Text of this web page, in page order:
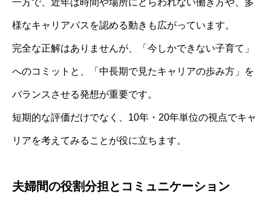
一方で、近年は時間や場所にとらわれない働き方や、多
様なキャリアパスを認める動きも広がっています。
完全な正解はありませんが、「今しかできない子育て」
へのコミットと、「中長期で見たキャリアの歩み方」を
バランスさせる発想が重要です。
短期的な評価だけでなく、10年・20年単位の視点でキャ
リアを考えてみることが役に立ちます。
夫婦間の役割分担とコミュニケーション